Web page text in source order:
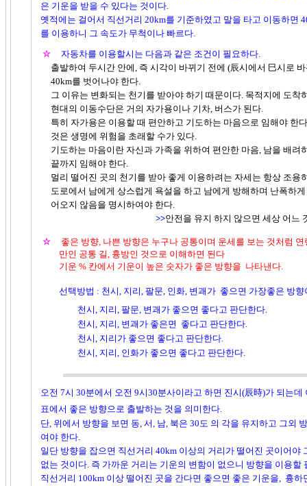
은 기운을 받을 수 있다는 것이다.
옛적에는 걸어서 직선거리 20km를 기준하였고 말을 타고 이동하면
를 이용하니 그 속도가 무척이나 빠르다.
☆
자동차를 이용할시는 다음과 같은 조건이 필요하다.
출발하여 두시간 안에, 즉 시각이 바뀌기 전에 (辰시에서 巳시로 바
40km를 벗어나야 한다.
그 이유는 변화되는 천기를 받아야 하기 때문이다. 목적지에 도착
현대의 이동수단은 거의 자가용이나 기차, 버스가 된다.
특히 자가용은 이용할 때 편안하고 기도하는 마음으로 임해야 한
것은 생명에 위험을 초래할 수가 있다.
기도하는 마음이란 자신과 가족을 위하여 편안한 마음, 남을 배려
끝까지 임해야 한다.
멀리 떨어진 곳의 천기를 받아 좋게 이용하려는 자세는 항상 조용
도로에서 남에게 상스럽게 욕설을 하고 남에게 방해하며 난폭하게
어오지 않음을 명시하여야 한다.
>>안전을 유지 하지 않으면 세상 어느
☆
좋은 방향, 나쁜 방향은 누구나 공통이며 운세를 보는 것처럼
만인 공통 길, 흉방인 것으로 이해하면 된다
기운 % 칸에서 기운이 높은 숫자가 좋은 방향을 나타낸다.
선택방법 : 천시, 지리, 팔문, 인화, 변괘가 좋으면 가장좋은 방향
천시, 지리, 팔문, 변괘가 좋으면 좋다고 판단한다.
천시, 지리, 변괘가 좋은면 좋다고 판단한다.
천시, 지리가 좋으면 좋다고 판단한다.
천시, 지리, 인화가 좋으면 좋다고 판단한다.
오전 7시 30분에서 오전 9시30분사이라고 하면 진시(辰時)가 되는
표에서 좋은 방향으로 출발하는 것을 의미한다.
단, 위에서 방향을 보면 동, 서, 남, 북은 30도 의 각을 유지하고 그외
여야 한다.
일단 방향을 잡으면 직선거리 40km 이상의 거리가 떨어진 곳이어야
없는 것이다. 즉 가까운 거리는 기운의 변함이 없으니 방향을 이용할
직선거리 100km 이상 떨어진 곳을 간다면 좋으면 좋은 기운을, 흉하